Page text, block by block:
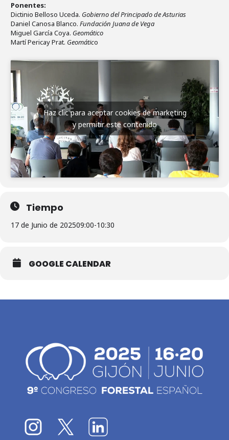
Ponentes:
Dictinio Belloso Uceda. Gobierno del Principado de Asturias
Daniel Canosa Blanco. Fundación Juana de Vega
Miguel García Coya. Geomático
Martí Pericay Prat. Geomático
Haz clic para aceptar cookies de marketing
y permitir este contenido
Tiempo
17 de Junio de 202509:00-10:30
GOOGLE CALENDAR